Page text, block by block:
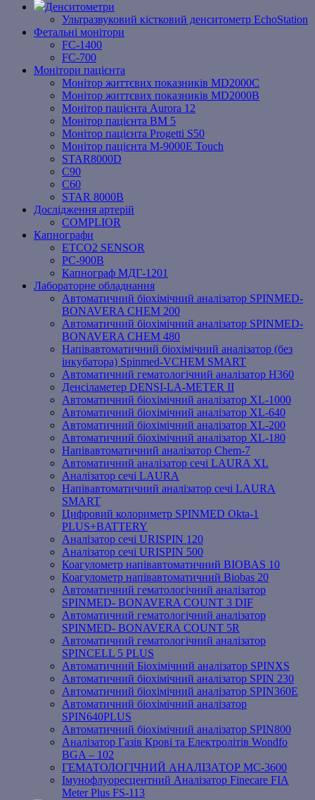
Денситометри
Ультразвуковий кістковий денситометр EchoStation
Фетальні монітори
FC-1400
FC-700
Монітори пацієнта
Монітор життєвих показників MD2000С
Монітор життєвих показників MD2000В
Mонітоp пацієнта Aurora 12
Монітор пацієнта BM 5
Монітор пацієнта Progetti S50
Монітор пацієнта M-9000E Touch
STAR8000D
C90
C60
STAR 8000B
Дослідження артерій
COMPLIOR
Капнографи
ETCO2 SENSOR
PC‐900B
Капнограф МДГ-1201
Лабораторне обладнання
Автоматичний біохімічний аналізатор SPINMED-
BONAVERA CHEM 200
Автоматичний біохімічний аналізатор SPINMED-
BONAVERA CHEM 480
Напівавтоматичний біохімічний аналізатор (без
інкубатора) Spinmed-VCHEM SMART
Автоматичний гематологічний аналізатор Н360
Денсіламетер DENSI-LA-METER ІІ
Автоматичний біохімічний аналізатор XL-1000
Автоматичний біохімічний аналізатор XL-640
Автоматичний біохімічний аналізатор XL-200
Автоматичний біохімічний аналізатор XL-180
Напівавтоматичний аналізатор Chem-7
Автоматичний аналізатор сечі LAURA XL
Аналізатор сечі LAURA
Напівавтоматичний аналізатор сечі LAURA
SMART
Цифровий колориметр SPINMED Okta-1
PLUS+BATTERY
Аналізатор сечі URISPIN 120
Аналізатор сечі URISPIN 500
Коагулометр напівавтоматичний BIOBAS 10
Коагулометр напівавтоматичний Biobas 20
Автоматичний гематологічний аналізатор
SPINMED- BONAVERA COUNT 3 DIF
Автоматичний гематологічний аналізатор
SPINMED- BONAVERA COUNT 5R
Автоматичний гематологічний аналізатор
SPINCELL 5 PLUS
Автоматичний Біохімічний аналізатор SPINXS
Автоматичний біохімічний аналізатор SPIN 230
Автоматичний біохімічний аналізатор SPIN360E
Автоматичний біохімічний аналізатор
SPIN640PLUS
Автоматичний біохімічний аналізатор SPIN800
Аналізатор Газів Крові та Електролітів Wondfo
BGA – 102
ГЕМАТОЛОГІЧНИЙ АНАЛІЗАТОР MC-3600
Імунофлуоресцентний Аналізатор Finecare FIA
Meter Plus FS-113